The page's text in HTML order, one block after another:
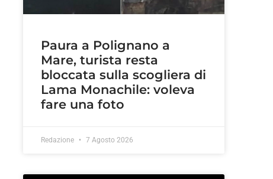
Paura a Polignano a
Mare, turista resta
bloccata sulla scogliera di
Lama Monachile: voleva
fare una foto
Redazione 7 Agosto 2026